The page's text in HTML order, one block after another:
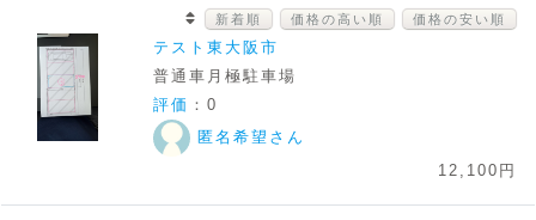
新着順 価格の高い順 価格の安い順
テスト東大阪市
普通車月極駐車場
評価 ：0
匿名希望さん
12,100円